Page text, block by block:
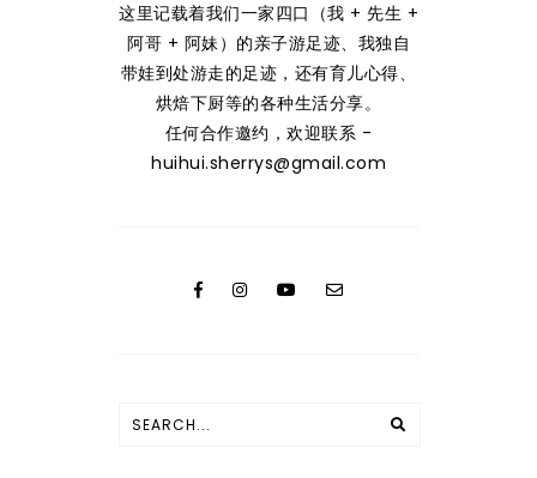
这里记载着我们一家四口（我 + 先生 +
阿哥 + 阿妹）的亲子游足迹、我独自
带娃到处游走的足迹，还有育儿心得、
烘焙下厨等的各种生活分享。
任何合作邀约，欢迎联系 -
huihui.sherrys@gmail.com